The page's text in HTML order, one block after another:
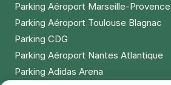
Parking Aéroport Marseille-Provence
Parking Aéroport Toulouse Blagnac
Parking CDG
Parking Aéroport Nantes Atlantique
Parking Adidas Arena